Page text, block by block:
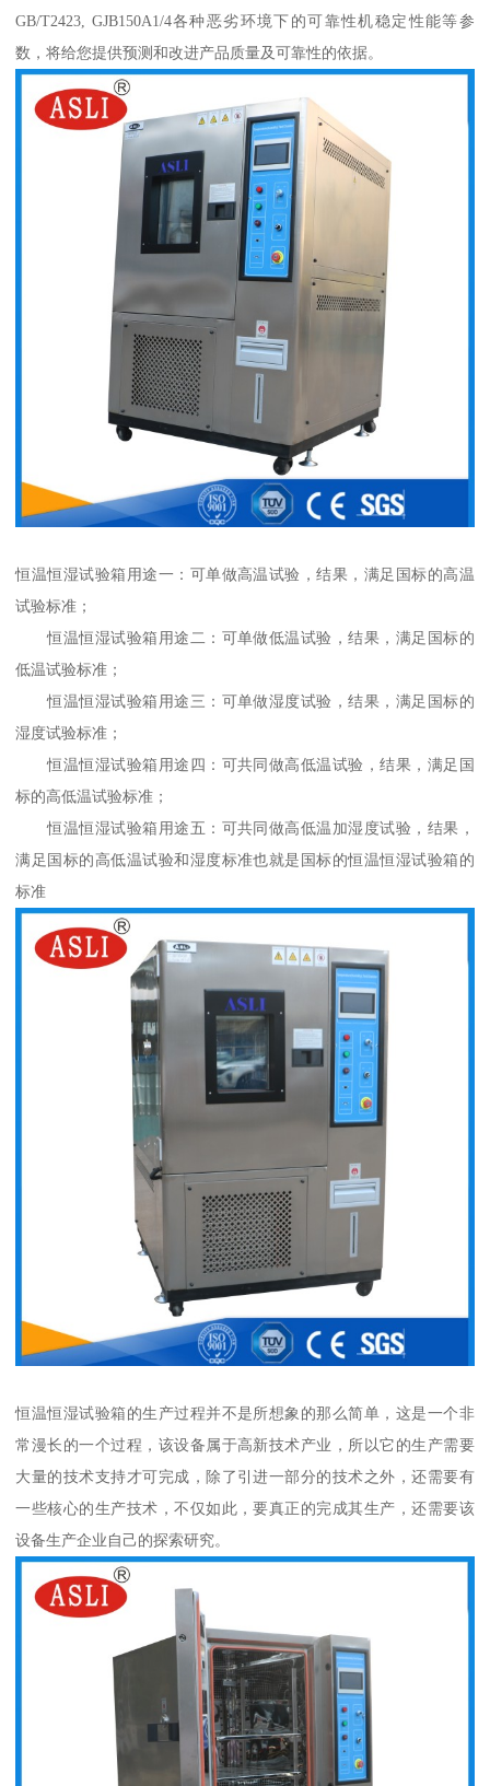
GB/T2423, GJB150A1/4各种恶劣环境下的可靠性机稳定性能等参
数，将给您提供预测和改进产品质量及可靠性的依据。
恒温恒湿试验箱用途一：可单做高温试验，结果，满足国标的高温
试验标准；
恒温恒湿试验箱用途二：可单做低温试验，结果，满足国标的
低温试验标准；
恒温恒湿试验箱用途三：可单做湿度试验，结果，满足国标的
湿度试验标准；
恒温恒湿试验箱用途四：可共同做高低温试验，结果，满足国
标的高低温试验标准；
恒温恒湿试验箱用途五：可共同做高低温加湿度试验，结果，
满足国标的高低温试验和湿度标准也就是国标的恒温恒湿试验箱的
标准
恒温恒湿试验箱的生产过程并不是所想象的那么简单，这是一个非
常漫长的一个过程，该设备属于高新技术产业，所以它的生产需要
大量的技术支持才可完成，除了引进一部分的技术之外，还需要有
一些核心的生产技术，不仅如此，要真正的完成其生产，还需要该
设备生产企业自己的探索研究。